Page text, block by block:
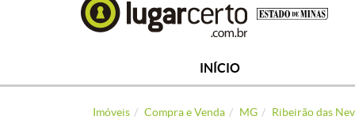
INÍCIO
Imóveis Compra e Venda MG Ribeirão das